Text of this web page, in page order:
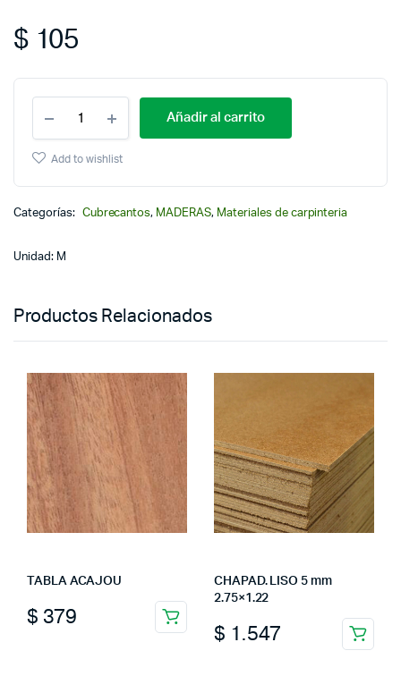
$105
Añadir al carrito
Add to wishlist
Categorías: Cubrecantos, MADERAS, Materiales de carpinteria
Unidad: M
Productos Relacionados
TABLA ACAJOU
$ 379
CHAPAD. LISO 5 mm
2.75×1.22
$ 1.547